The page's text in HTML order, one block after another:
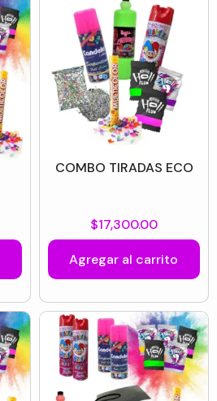
COMBO TIRADAS ECO
$17,300.00
Agregar al carrito